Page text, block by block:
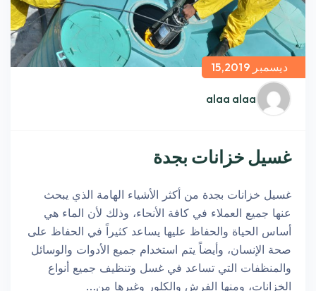
alaa alaa
ديسمبر 15,2019
غسيل خزانات بجدة
غسيل خزانات بجدة من أكثر الأشياء الهامة الذي يبحث
عنها جميع العملاء في كافة الأنحاء، وذلك لأن الماء هي
أساس الحياة والحفاظ عليها يساعد كثيراً في الحفاظ على
صحة الإنسان، وأيضاً يتم استخدام جميع الأدوات والوسائل
والمنظفات التي تساعد في غسل وتنظيف جميع أنواع
الخزانات، ومنها الفرش والكلور وغيرها من…